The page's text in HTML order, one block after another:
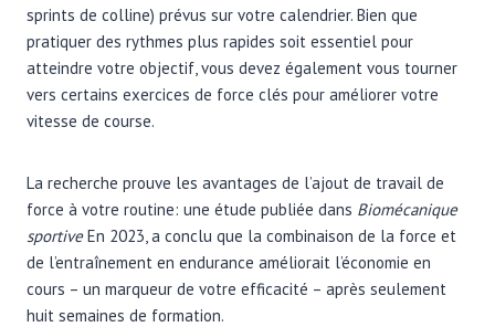
sprints de colline) prévus sur votre calendrier. Bien que
pratiquer des rythmes plus rapides soit essentiel pour
atteindre votre objectif, vous devez également vous tourner
vers certains exercices de force clés pour améliorer votre
vitesse de course.
La recherche prouve les avantages de l’ajout de travail de
force à votre routine: une étude publiée dans Biomécanique
sportiveEn 2023, a conclu que la combinaison de la force et
de l’entraînement en endurance améliorait l’économie en
cours – un marqueur de votre efficacité – après seulement
huit semaines de formation.